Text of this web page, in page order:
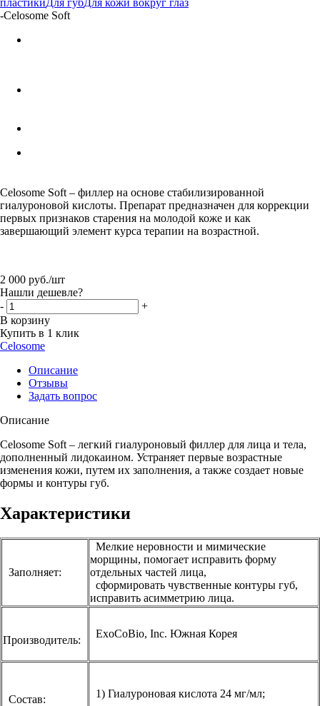
-Celosome Soft
Celosome Soft – филлер на основе стабилизированной
гиалуроновой кислоты. Препарат предназначен для коррекции
первых признаков старения на молодой коже и как
завершающий элемент курса терапии на возрастной.
2 000 руб./шт
Нашли дешевле?
-
+
В корзину
Купить в 1 клик
Celosome
Описание
Отзывы
Задать вопрос
Описание
Celosome Soft – легкий гиалуроновый филлер для лица и тела,
дополненный лидокаином. Устраняет первые возрастные
изменения кожи, путем их заполнения, а также создает новые
формы и контуры губ.
Характеристики
Заполняет:
Мелкие неровности и мимические
морщины, помогает исправить форму
отдельных частей лица,
сформировать чувственные контуры губ,
исправить асимметрию лица.
Производитель:
ExoCoBio, Inc. Южная Корея
Состав:
1) Гиалуроновая кислота 24 мг/мл;